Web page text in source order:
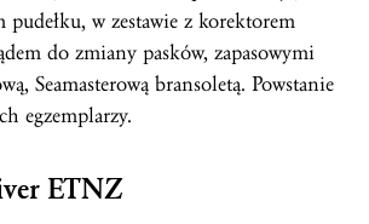
w zestawie z korektorem
do zmiany pasków, zapasowymi
Seamasterową bransoletą. Powstanie
egzemplarzy.
ETNZ